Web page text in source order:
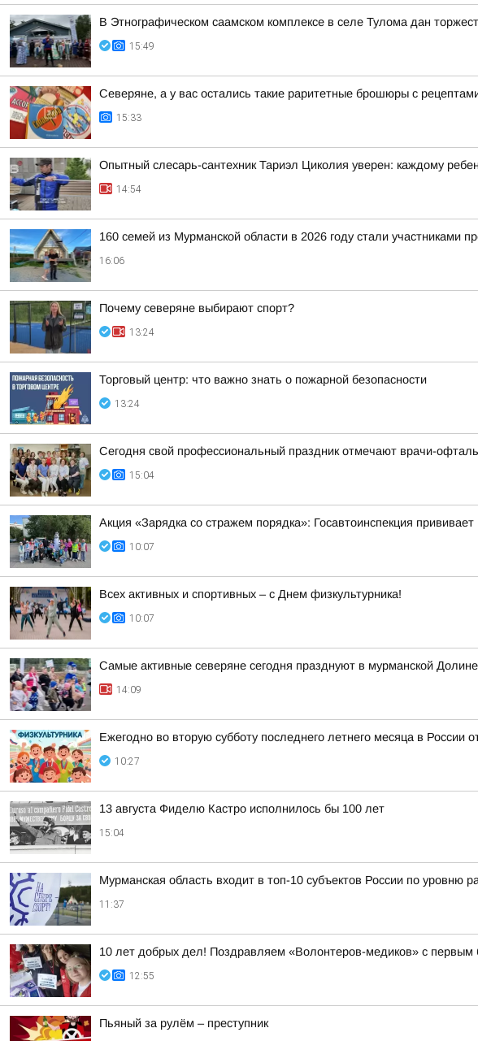
В Этнографическом саамском комплексе в селе Тулома дан
15:49
Северяне, а у вас остались такие раритетные брошюры с
15:33
Опытный слесарь-сантехник Тариэл Циколия уверен: каждому
14:54
160 семей из Мурманской области в 2026 году стали участниками
16:06
Почему северяне выбирают спорт?
13:24
Торговый центр: что важно знать о пожарной безопасности
13:24
Сегодня свой профессиональный праздник отмечают врачи-
15:04
Акция «Зарядка со стражем порядка»: Госавтоинспекция
10:07
Всех активных и спортивных – с Днем физкультурника!
10:07
Самые активные северяне сегодня празднуют в мурманской
14:09
Ежегодно во вторую субботу последнего летнего месяца в России
10:27
13 августа Фиделю Кастро исполнилось бы 100 лет
15:04
Мурманская область входит в топ-10 субъектов России по уровню
11:37
10 лет добрых дел! Поздравляем «Волонтеров-медиков» с
12:55
Пьяный за рулём – преступник